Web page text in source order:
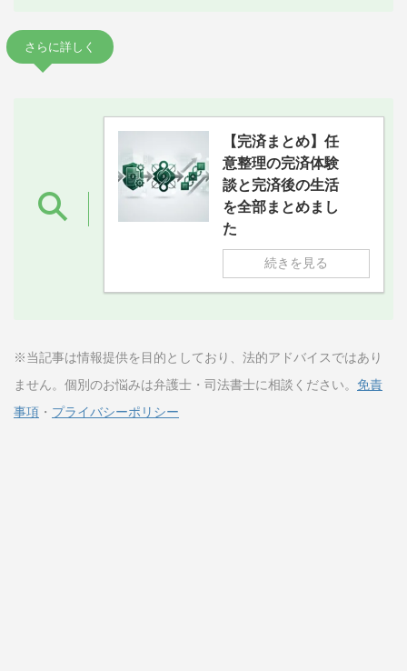
さらに詳しく
【完済まとめ】任
意整理の完済体験
談と完済後の生活
を全部まとめまし
た
続きを見る
※当記事は情報提供を目的としており、法的アドバイスではあり
ません。個別のお悩みは弁護士・司法書士に相談ください。 免責
事項 ・ プライバシーポリシー